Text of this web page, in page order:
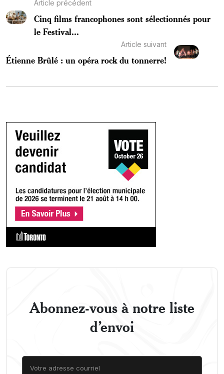
Article précédent
Cinq films francophones sont sélectionnés pour
le Festival...
Article suivant
Étienne Brûlé : un opéra rock du tonnerre!
Abonnez-vous à notre liste
d’envoi